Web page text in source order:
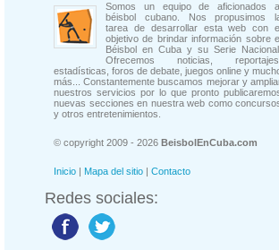
Somos un equipo de aficionados
béisbol cubano. Nos propusimos
tarea de desarrollar esta web con
objetivo de brindar información sobre
Béisbol en Cuba y su Serie Nacional.
Ofrecemos noticias, reportajes,
estadísticas, foros de debate, juegos online y
más... Constantemente buscamos mejorar y
nuestros servicios por lo que pronto
nuevas secciones en nuestra web como
y otros entretenimientos.
© copyright 2009 - 2026 BeisbolEnCuba.com
Inicio | Mapa del sitio | Contacto
Redes sociales: